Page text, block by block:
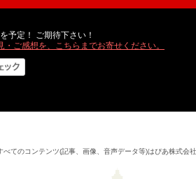
予定！ ご期待下さい！
ご感想を、こちらまでお寄せください。
てのコンテンツ(記事、画像、音声データ等)はぴあ株式会